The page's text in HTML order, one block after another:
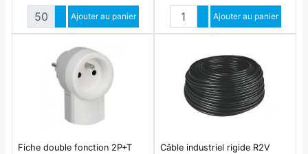
Quantité
Augmenter quantité
Diminuer quantité
Ajouter au panier Quantité
Augmenter quantité
Diminuer quantité
Ajouter au panier
Fiche double fonction 2P+T
Câble industriel rigide R2V